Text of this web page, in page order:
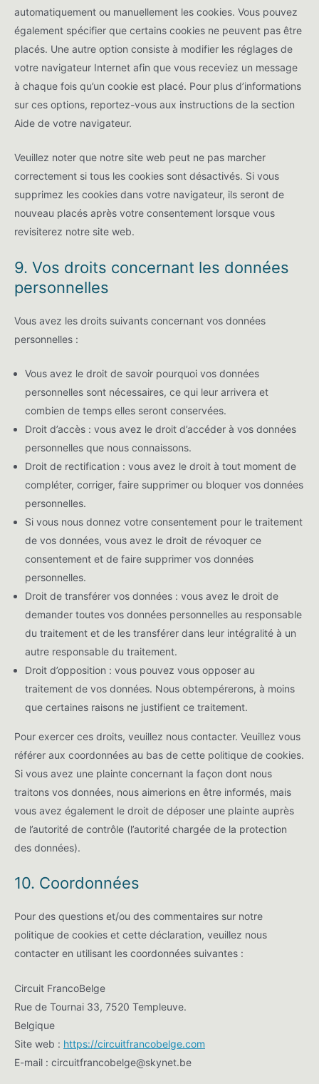
automatiquement ou manuellement les cookies. Vous pouvez
également spécifier que certains cookies ne peuvent pas être
placés. Une autre option consiste à modifier les réglages de
votre navigateur Internet afin que vous receviez un message
à chaque fois qu’un cookie est placé. Pour plus d’informations
sur ces options, reportez-vous aux instructions de la section
Aide de votre navigateur.
Veuillez noter que notre site web peut ne pas marcher
correctement si tous les cookies sont désactivés. Si vous
supprimez les cookies dans votre navigateur, ils seront de
nouveau placés après votre consentement lorsque vous
revisiterez notre site web.
9. Vos droits concernant les données
personnelles
Vous avez les droits suivants concernant vos données
personnelles :
Vous avez le droit de savoir pourquoi vos données
personnelles sont nécessaires, ce qui leur arrivera et
combien de temps elles seront conservées.
Droit d’accès : vous avez le droit d’accéder à vos données
personnelles que nous connaissons.
Droit de rectification : vous avez le droit à tout moment de
compléter, corriger, faire supprimer ou bloquer vos données
personnelles.
Si vous nous donnez votre consentement pour le traitement
de vos données, vous avez le droit de révoquer ce
consentement et de faire supprimer vos données
personnelles.
Droit de transférer vos données : vous avez le droit de
demander toutes vos données personnelles au responsable
du traitement et de les transférer dans leur intégralité à un
autre responsable du traitement.
Droit d’opposition : vous pouvez vous opposer au
traitement de vos données. Nous obtempérerons, à moins
que certaines raisons ne justifient ce traitement.
Pour exercer ces droits, veuillez nous contacter. Veuillez vous
référer aux coordonnées au bas de cette politique de cookies.
Si vous avez une plainte concernant la façon dont nous
traitons vos données, nous aimerions en être informés, mais
vous avez également le droit de déposer une plainte auprès
de l’autorité de contrôle (l’autorité chargée de la protection
des données).
10. Coordonnées
Pour des questions et/ou des commentaires sur notre
politique de cookies et cette déclaration, veuillez nous
contacter en utilisant les coordonnées suivantes :
Circuit FrancoBelge
Rue de Tournai 33, 7520 Templeuve.
Belgique
Site web : https://circuitfrancobelge.com
E-mail : circuitfrancobelge@skynet.be